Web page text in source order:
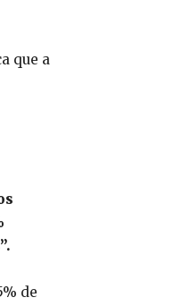
que a
de